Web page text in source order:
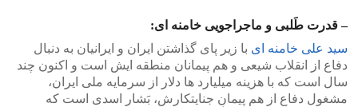
– قدرت طَلبی و ماجراجویی خامنه ای:
سید علی خامنه ای با زیر پای گذاشتن ایران و ایرانیان به دنبال
دفاع از انقلاب شیعی و هم پیمانان منطقه ایش است و اکنون چند
سال است که با هزینه میلیارد ها دلار از سرمایه ملی ایران،
مشغول دفاع از هم پیمانِ جنایتکارش، بَشار اسدی است که